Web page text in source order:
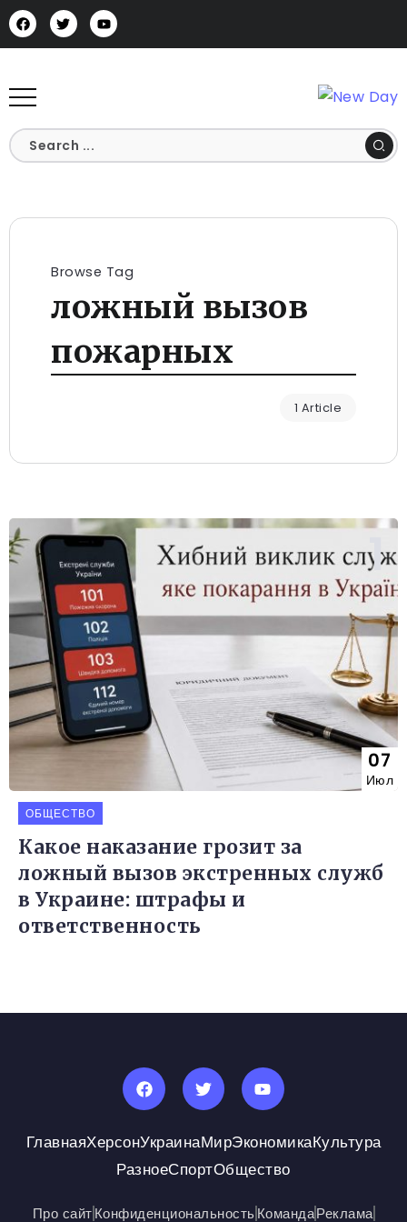
Browse Tag
ложный вызов
пожарных
1 Article
07
Июл
ОБЩЕСТВО
Какое наказание грозит за
ложный вызов экстренных служб
в Украине: штрафы и
ответственность
ГлавнаяХерсонУкраинаМирЭкономикаКультура
РазноеСпортОбщество
Про сайтКонфиденциональностьКомандаРеклама